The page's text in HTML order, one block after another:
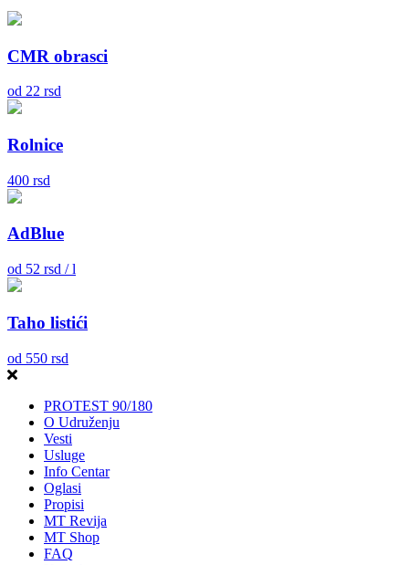
CMR obrasci
od 22 rsd
Rolnice
400 rsd
AdBlue
od 52 rsd / l
Taho listići
od 550 rsd
PROTEST 90/180
O Udruženju
Vesti
Usluge
Info Centar
Oglasi
Propisi
MT Revija
MT Shop
FAQ